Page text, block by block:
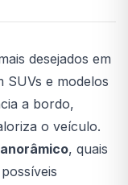
desejados em
SUVs e modelos
a bordo,
o veículo.
, quais